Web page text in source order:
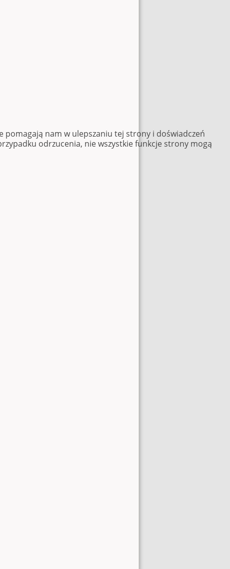
nam w ulepszaniu tej strony i doświadczeń
odrzucenia, nie wszystkie funkcje strony mogą